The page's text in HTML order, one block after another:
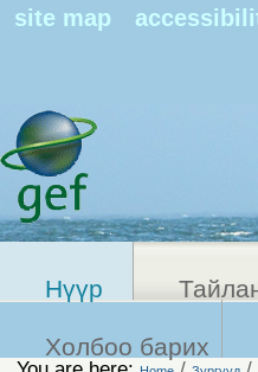
site map
Нүүр
Холбоо барих